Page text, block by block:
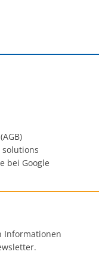
solutions
bei Google
Informationen